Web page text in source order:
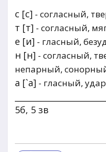
с [с] - согласный,
т [т] - согласный,
е [и] - гласный,
н [н] - согласный,
непарный,
а [`а] - гласный,
5б, 5 зв